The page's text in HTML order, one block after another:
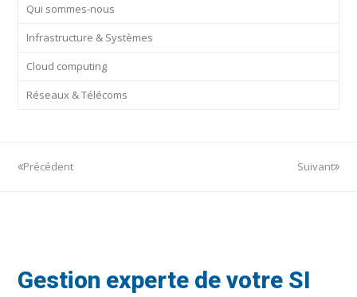
Qui sommes-nous
Infrastructure & Systèmes
Cloud computing
Réseaux & Télécoms
Précédent Suivant
Gestion experte de votre SI